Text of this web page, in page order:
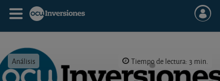
Análisis Tiempo de lectura: 3 min.